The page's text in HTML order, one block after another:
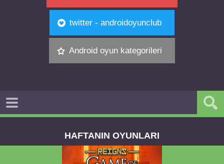
twitter - androidoyunclub
Android oyun kategorileri
HAFTANIN OYUNLARI